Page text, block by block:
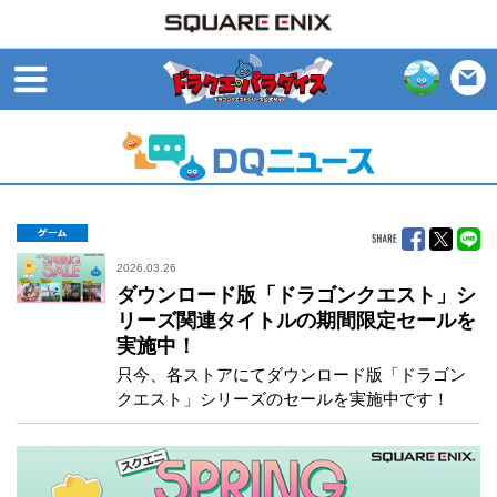
2026.03.26
ダウンロード版「ドラゴンクエスト」シ
リーズ関連タイトルの期間限定セールを
実施中！
只今、各ストアにてダウンロード版「ドラゴン
クエスト」シリーズのセールを実施中です！